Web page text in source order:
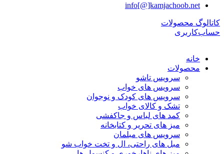
info[@]kamjachoob.net
کاتالوگ محصولات
حساب‌کاربری
خانه
محصولات
سرویس تاشو
سرویس های خواب
سرویس های کودک و نوجوان
تشک و کالای خواب
کمد های لباس و جاکفشی
میز های تحریر و کتابخانه
سرویس های مبلمان
مبل های راحتی، ال و تخت خواب شو